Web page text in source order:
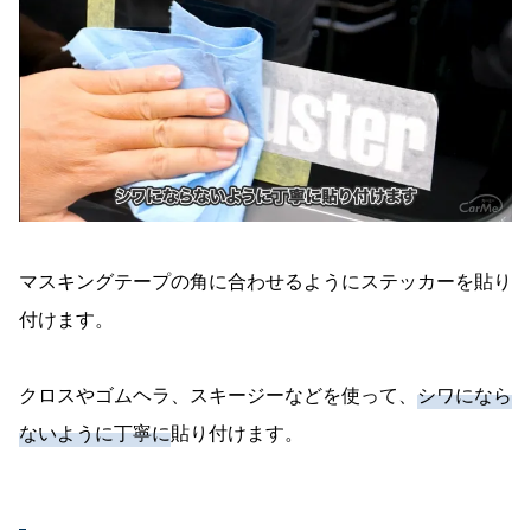
マスキングテープの角に合わせるようにステッカーを貼り
付けます。
クロスやゴムヘラ、スキージーなどを使って、 シワになら
ないように丁寧に貼り付けます。